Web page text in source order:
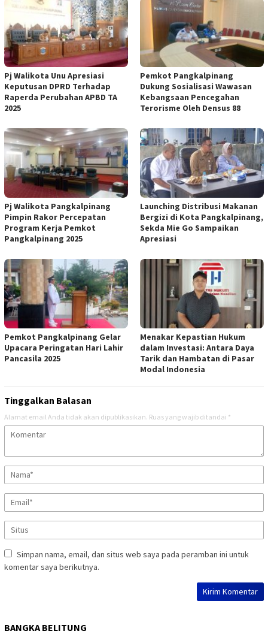
Pj Walikota Unu Apresiasi
Keputusan DPRD Terhadap
Raperda Perubahan APBD TA
2025
Pemkot Pangkalpinang
Dukung Sosialisasi Wawasan
Kebangsaan Pencegahan
Terorisme Oleh Densus 88
Pj Walikota Pangkalpinang
Pimpin Rakor Percepatan
Program Kerja Pemkot
Pangkalpinang 2025
Launching Distribusi Makanan
Bergizi di Kota Pangkalpinang,
Sekda Mie Go Sampaikan
Apresiasi
Pemkot Pangkalpinang Gelar
Upacara Peringatan Hari Lahir
Pancasila 2025
Menakar Kepastian Hukum
dalam Investasi: Antara Daya
Tarik dan Hambatan di Pasar
Modal Indonesia
Tinggalkan Balasan
Alamat email Anda tidak akan dipublikasikan. Ruas yang wajib ditandai *
Simpan nama, email, dan situs web saya pada peramban ini untuk
komentar saya berikutnya.
BANGKA BELITUNG